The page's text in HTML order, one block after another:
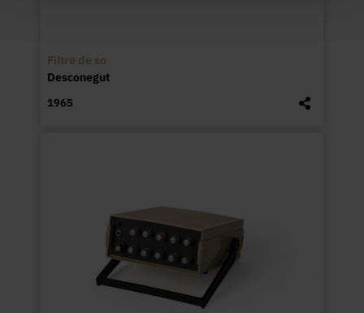
Filtre de so
Desconegut
1965